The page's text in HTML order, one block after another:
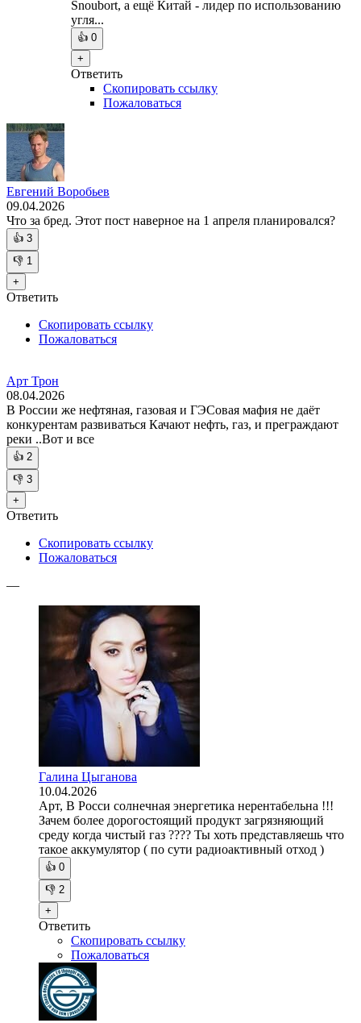
Snoubort, а ещё Китай - лидер по использованию
угля...
👍 0
+
Ответить
Скопировать ссылку
Пожаловаться
Евгений Воробьев
09.04.2026
Что за бред. Этот пост наверное на 1 апреля планировался?
👍 3
👎 1
+
Ответить
Скопировать ссылку
Пожаловаться
Арт Трон
08.04.2026
В России же нефтяная, газовая и ГЭСовая мафия не даёт
конкурентам развиваться Качают нефть, газ, и преграждают
реки ..Вот и все
👍 2
👎 3
+
Ответить
Скопировать ссылку
Пожаловаться
—
Галина Цыганова
10.04.2026
Арт, В Росси солнечная энергетика нерентабельна !!!
Зачем более дорогостоящий продукт загрязняющий
среду когда чистый газ ???? Ты хоть представляешь что
такое аккумулятор ( по сути радиоактивный отход )
👍 0
👎 2
+
Ответить
Скопировать ссылку
Пожаловаться